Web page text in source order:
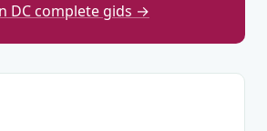
DC complete gids →